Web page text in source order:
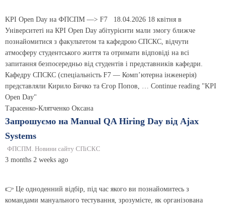
KPI Open Day на ФПСПМ —> F7 18.04.2026 18 квітня в
Університеті на КPI Open Day абітурієнти мали змогу ближче
познайомитися з факультетом та кафедрою СПСКС, відчути
атмосферу студентського життя та отримати відповіді на всі
запитання безпосередньо від студентів і представників кафедри.
Кафедру СПСКС (спеціальність F7 — Комп’ютерна інженерія)
представляли Кирило Бичко та Єгор Попов, … Continue reading "KPI
Open Day"
Тарасенко-Клятченко Оксана
Запрошуємо на Manual QA Hiring Day від Ajax
Systems
ФПСПМ. Новини сайту СПіСКС
3 months 2 weeks ago
👉 Це одноденний відбір, під час якого ви познайомитесь з
командами мануального тестування, зрозумієте, як організована